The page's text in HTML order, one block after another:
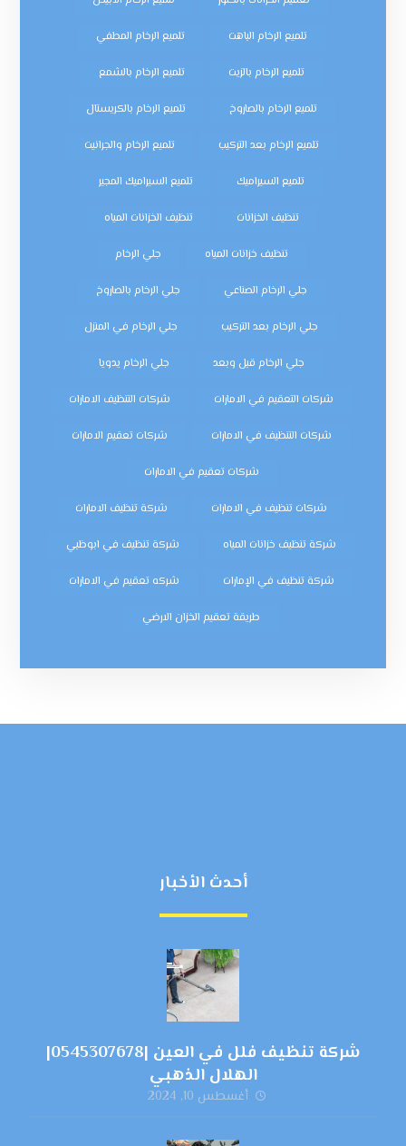
تلميع الرخام الباهت تلميع الرخام المطفي
تلميع الرخام بالزيت تلميع الرخام بالشمع
تلميع الرخام بالصاروخ تلميع الرخام بالكريستال
تلميع الرخام بعد التركيب تلميع الرخام والجرانيت
تلميع السيراميك تلميع السيراميك المجير
تنظيف الخزانات تنظيف الخزانات المياه
تنظيف خزانات المياه جلي الرخام
جلي الرخام الصناعي جلي الرخام بالصاروخ
جلي الرخام بعد التركيب جلي الرخام في المنزل
جلي الرخام قبل وبعد جلي الرخام يدويا
شركات التعقيم في الامارات شركات التنظيف الامارات
شركات التنظيف في الامارات شركات تعقيم الامارات
شركات تعقيم في الامارات
شركات تنظيف في الامارات شركة تنظيف الامارات
شركة تنظيف خزانات المياه شركة تنظيف في ابوظبي
شركة تنظيف في الإمارات شركه تعقيم في الامارات
طريقة تعقيم الخزان الارضي
أحدث الأخبار
شركة تنظيف فلل في العين |0545307678|
الهلال الذهبي
أغسطس 10, 2024